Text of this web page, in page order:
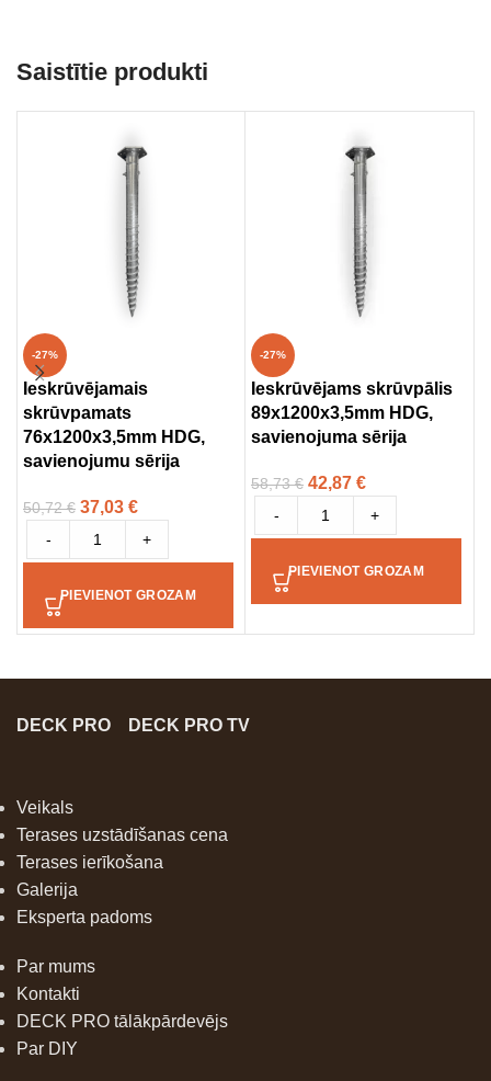
Saistītie produkti
-27%
Ieskrūvējamais
skrūvpamats
76x1200x3,5mm HDG,
savienojumu sērija
50,72€ 37,03 €
- +
PIEVIENOT GROZAM
-27%
Ieskrūvējams skrūvpālis
89x1200x3,5mm HDG,
savienojuma sērija
58,73€ 42,87 €
- +
PIEVIENOT GROZAM
DECK PRO DECK PRO TV
Veikals
Terases uzstādīšanas cena
Terases ierīkošana
Galerija
Eksperta padoms
Par mums
Kontakti
DECK PRO tālākpārdevējs
Par DIY